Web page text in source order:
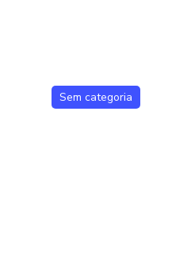
Sem categoria